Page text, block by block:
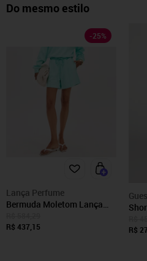
Do mesmo estilo
-25%
Lança Perfume
Bermuda Moletom Lança
Feminino
R$ 437,15
R$